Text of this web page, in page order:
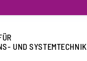
UND SYSTEMTECHNIK